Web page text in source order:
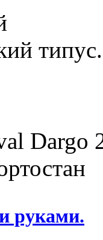
Dargo
руками.